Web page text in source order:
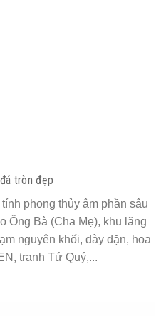
tròn đẹp
phong thủy âm phần sâu
Ông Bà (Cha Mẹ), khu lăng
nguyên khối, dày dặn, hoa
tranh Tứ Quý,...